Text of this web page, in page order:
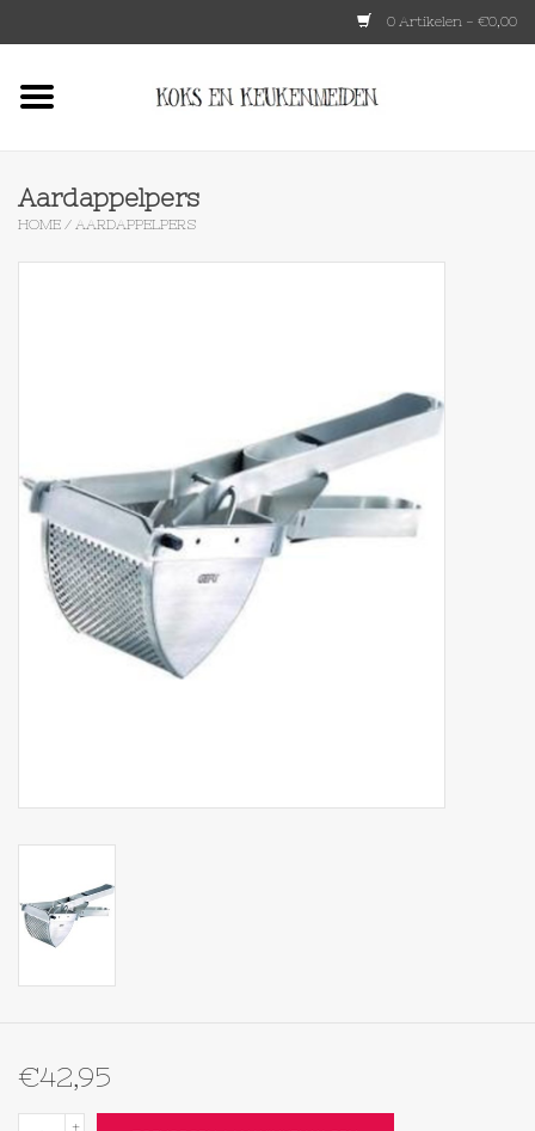
0 Artikelen - €0,00
Koken
Op Tafel
Koffie & Thee
Keukenspullen
Food
Boeken
Textiel
Aardappelpers
HOME / AARDAPPELPERS
€42,95
+